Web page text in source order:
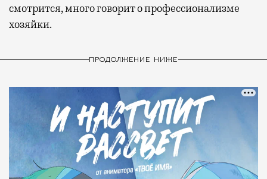
смотрится, много говорит о профессионализме
хозяйки.
ПРОДОЛЖЕНИЕ НИЖЕ